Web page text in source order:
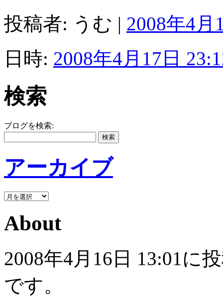
投稿者: うむ | 2008年4月
日時: 2008年4月17日
検索
ブログを検索:
アーカイブ
About
2008年4月16日 13:01に
です。